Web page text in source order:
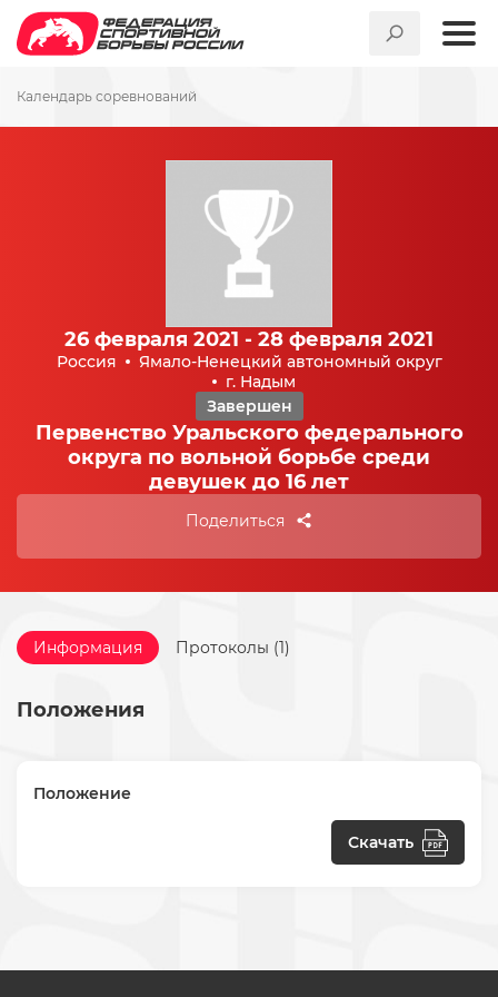
Календарь соревнований
26 февраля 2021 - 28 февраля 2021
Россия
Ямало-Ненецкий автономный округ
г. Надым
Завершен
Первенство Уральского федерального
округа по вольной борьбе среди
девушек до 16 лет
Поделиться
Информация Протоколы (1)
Положения
Положение
Скачать